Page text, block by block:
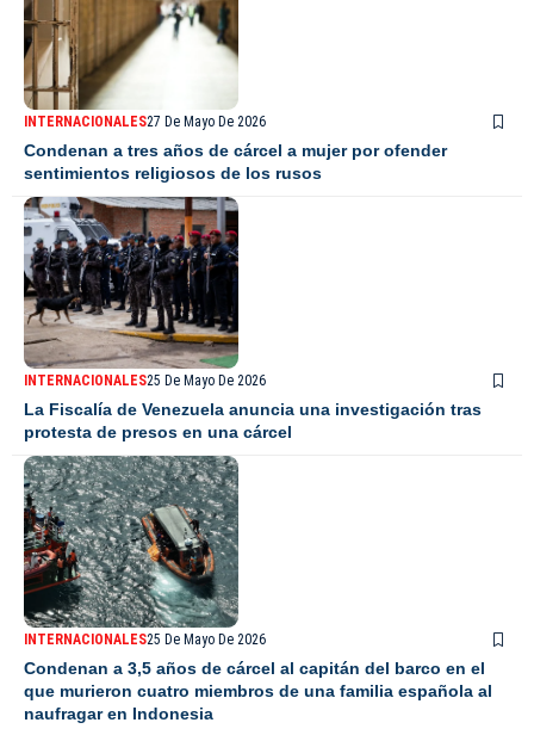
INTERNACIONALES27 De Mayo De 2026
Condenan a tres años de cárcel a mujer por ofender
sentimientos religiosos de los rusos
INTERNACIONALES25 De Mayo De 2026
La Fiscalía de Venezuela anuncia una investigación tras
protesta de presos en una cárcel
INTERNACIONALES25 De Mayo De 2026
Condenan a 3,5 años de cárcel al capitán del barco en el
que murieron cuatro miembros de una familia española al
naufragar en Indonesia